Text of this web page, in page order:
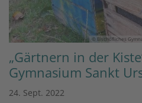
© Bischöfliches
„Gärtnern in der
Gymnasium Sankt
24. Sept. 2022